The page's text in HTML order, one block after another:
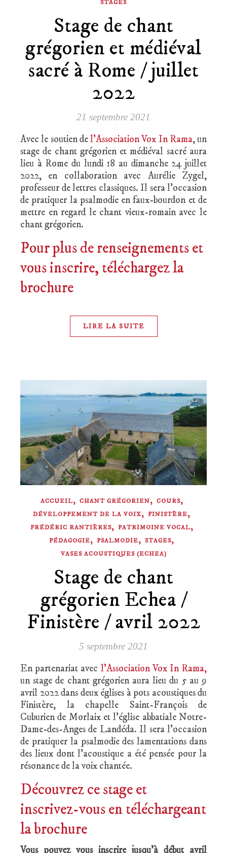
STAGES
Stage de chant
grégorien et médiéval
sacré à Rome / juillet
2022
21 septembre 2021
Avec le soutien del’Association Vox In Rama, un
stage de chant grégorien et médiéval sacré aura
lieu à Rome du lundi 18 au dimanche 24 juillet
2022, en collaboration avec Aurélie Zygel,
professeur de lettres classiques. Il sera l’occasion
de pratiquer la psalmodie en faux-bourdon et de
mettre en regard le chant vieux-romain avec le
chant grégorien.
Pour plus de renseignements et
vous inscrire, téléchargez la
brochure
LIRE LA SUITE
ACCUEIL, CHANT GRÉGORIEN, COURS,
DÉVELOPPEMENT DE LA VOIX, FINISTÈRE,
FRÉDÉRIC RANTIÈRES, PATRIMOINE VOCAL,
PÉDAGOGIE, PSALMODIE, STAGES,
VASES ACOUSTIQUES (ECHEA)
Stage de chant
grégorien Echea /
Finistère / avril 2022
5 septembre 2021
En partenariat avec l’Association Vox In Rama,
un stage de chant grégorien aura lieu du 5 au 9
avril 2022 dans deux églises à pots acoustiques du
Finistère, la chapelle Saint-François de
Cuburien de Morlaix et l’église abbatiale Notre-
Dame-des-Anges de Landéda. Il sera l’occasion
de pratiquer la psalmodie des lamentations dans
des lieux dont l’acoustique a été pensée pour la
résonance de la voix chantée.
Découvrez ce stage et
inscrivez-vous en téléchargeant
la brochure
Vous pouvez vous inscrire jusqu’à début avril